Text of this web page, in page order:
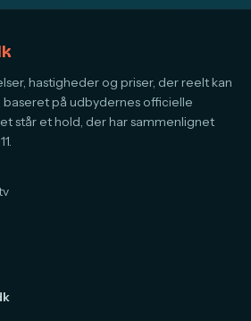
hastigheder og priser, der reelt kan
baseret på udbydernes officielle
står et hold, der har sammenlignet